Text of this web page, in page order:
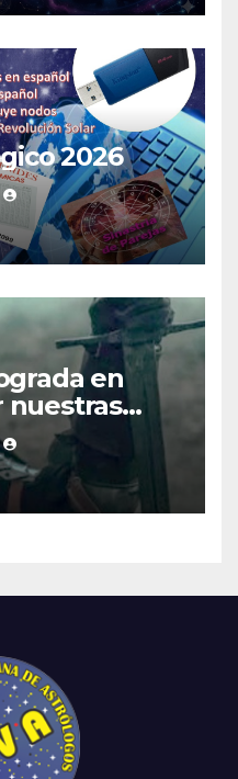
2026
en
nuestras
y pensar